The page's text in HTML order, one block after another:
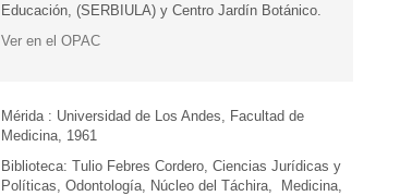
Educación, (SERBIULA) y Centro Jardín Botánico.
Ver en el OPAC
Mérida : Universidad de Los Andes, Facultad de
Medicina, 1961
Biblioteca: Tulio Febres Cordero, Ciencias Jurídicas y
Políticas, Odontología, Núcleo del Táchira, Medicina,